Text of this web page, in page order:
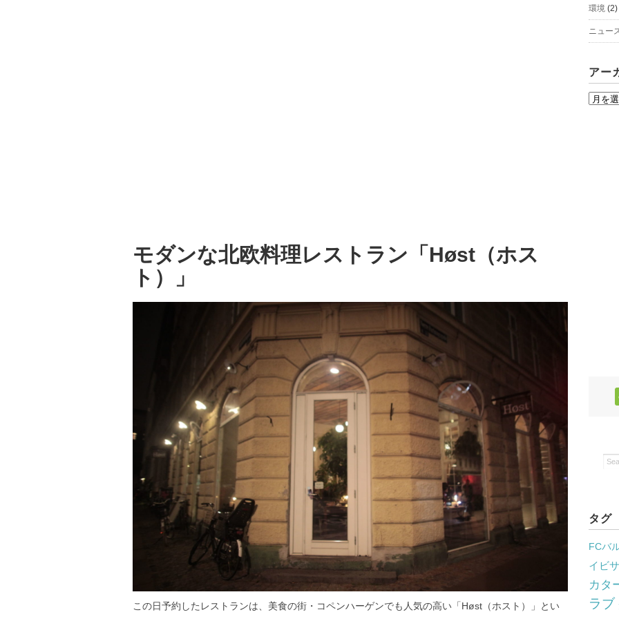
モダンな北欧料理レストラン「Høst（ホス
ト）」
この日予約したレストランは、美食の街・コペンハーゲンでも人気の高い「Høst（ホスト）」とい
環境 (2)
ニュー
アー
ア
タグ
FCバ
イビサ
カタ
ラブ